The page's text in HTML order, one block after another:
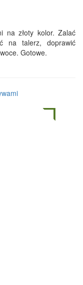
na złoty kolor. Zalać
na talerz, doprawić
Gotowe.